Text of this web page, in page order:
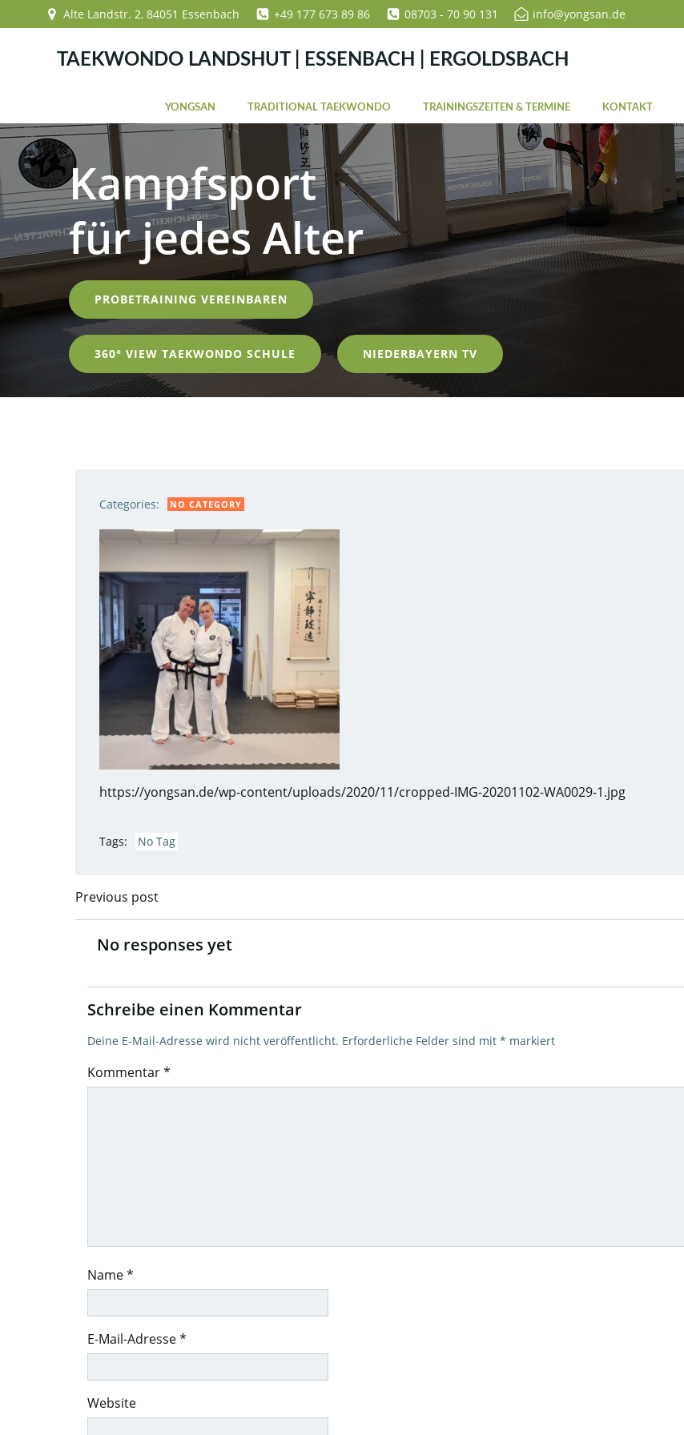
Inhalt
Alte Landstr. 2, 84051 Essenbach +49 177 673 89 86 08703 - 70 90 131 info@yongsan.de
TAEKWONDO LANDSHUT | ESSENBACH | ERGOLDSBACH
YONGSAN TRADITIONAL TAEKWONDO TRAININGSZEITEN & TERMINE KONTAKT
Kampfsport
für jedes Alter
PROBETRAINING VEREINBAREN
360° VIEW TAEKWONDO SCHULE NIEDERBAYERN TV
Categories: NO CATEGORY
https://yongsan.de/wp-content/uploads/2020/11/cropped-IMG-20201102-WA0029-1.jpg
Tags: No Tag
Post
navigation
Previous post
No responses yet
Schreibe einen Kommentar
Deine E-Mail-Adresse wird nicht veröffentlicht. Erforderliche Felder sind mit * markiert
Kommentar*
Name*
E-Mail-Adresse*
Website